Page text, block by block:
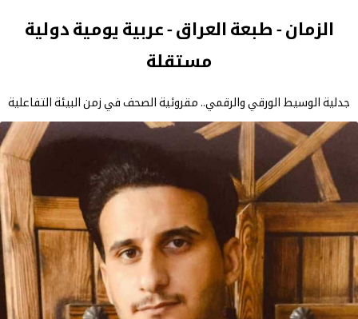
الزمان - طبعة العراق - عربية يومية دولية
مستقلة
جدلية الوسيط الورقي والرقمي.. مقروئية الصحف في زمن البيئة التفاعلية